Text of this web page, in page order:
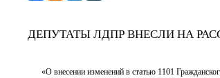
ДЕПУТАТЫ ЛДПР ВНЕСЛИ НА
«О внесении изменений в статью 1101